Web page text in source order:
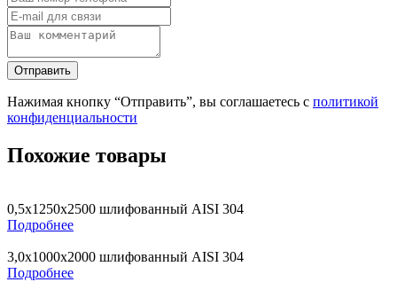
Нажимая кнопку “Отправить”, вы соглашаетесь с политикой
конфиденциальности
Похожие товары
0,5х1250х2500 шлифованный AISI 304
Подробнее
3,0х1000х2000 шлифованный AISI 304
Подробнее